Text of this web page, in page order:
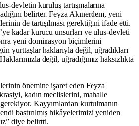
devletin kuruluş tartışmalarına
belirten Feyza Akınerdem, yeni
de tartışılması gerektiğini ifade etti.
kadar kurucu unsurları ve ulus-devleti
yeni dominasyon biçimlerini
yurttaşlar haklarıyla değil, uğradıkları
değil, uğradığımız haksızlıkta
önemine işaret eden Feyza
kadın meclislerini, mahalle
Kayyımlardan kurtulmanın
bastırılmış hikâyelerimizi yeniden
diye belirtti.